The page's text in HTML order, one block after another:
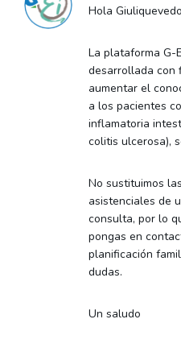
Hola
La plataforma G-
desarrollada con
aumentar el
a los pacientes
inflamatoria
colitis ulcerosa),
No sustituimos
asistenciales de
consulta, por lo
pongas en
planificación
dudas.
Un saludo